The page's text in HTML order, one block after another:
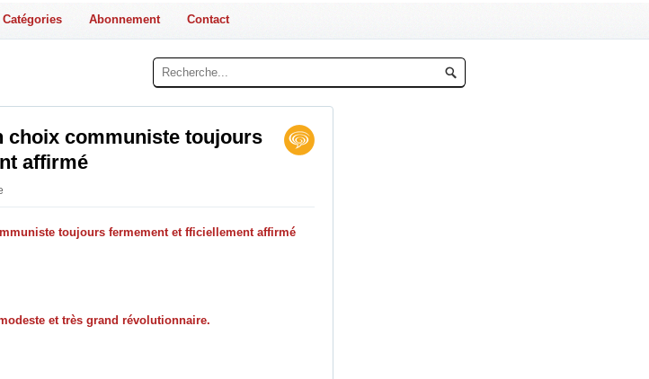
Catégories Abonnement Contact
choix communiste toujours
affirmé
et très grand révolutionnaire.